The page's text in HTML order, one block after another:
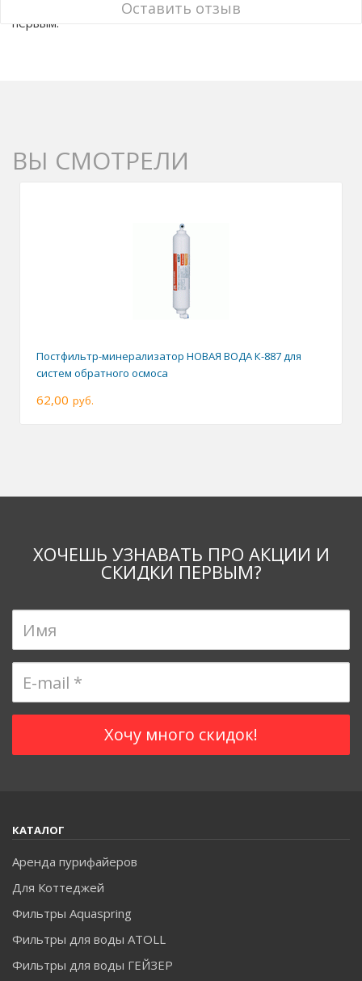
Оставить отзыв
У этого товара нет ни одного отзыва. Вы можете стать
первым.
ВЫ СМОТРЕЛИ
Постфильтр-минерализатор НОВАЯ ВОДА К-887 для
систем обратного осмоса
62,00 руб.
ХОЧЕШЬ УЗНАВАТЬ ПРО АКЦИИ И
СКИДКИ ПЕРВЫМ?
КАТАЛОГ
Аренда пурифайеров
Для Коттеджей
Фильтры Aquaspring
Фильтры для воды ATOLL
Фильтры для воды ГЕЙЗЕР